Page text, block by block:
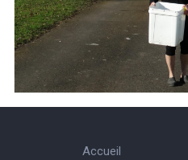
Accueil